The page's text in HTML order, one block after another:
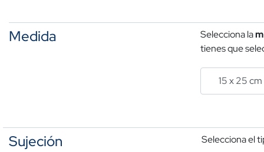
Medida Selecciona la
tienes que
Sujeción Selecciona el